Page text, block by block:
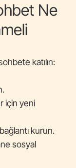
Ne
katılın:
için yeni
kurun.
sosyal